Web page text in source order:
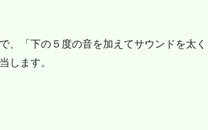
で、「下の５度の音を加えてサウンドを太く
します。